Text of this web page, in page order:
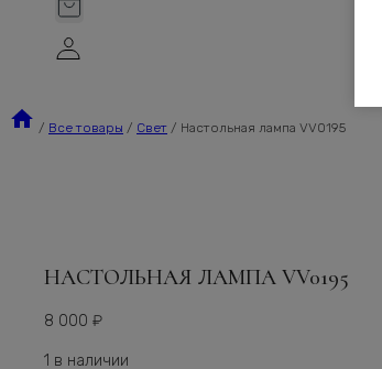
/ Все товары / Свет / Настольная лампа VV0195
НАСТОЛЬНАЯ ЛАМПА VV0195
8 000 ₽
1 в наличии